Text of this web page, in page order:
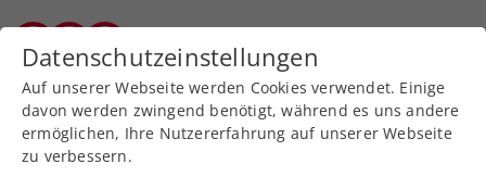
Zurück zur Newsübersicht
Turniere
Datenschutzeinstellungen
Auf unserer Webseite werden Cookies verwendet. Einige
davon werden zwingend benötigt, während es uns andere
ermöglichen, Ihre Nutzererfahrung auf unserer Webseite
zu verbessern.